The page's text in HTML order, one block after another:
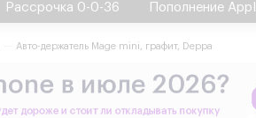
Рассрочка 0-0-36 Пополнение
Авто-держатель Mage mini, графит, Deppa